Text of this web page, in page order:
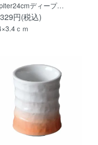
ディープ…
円(税込)
ｃｍ